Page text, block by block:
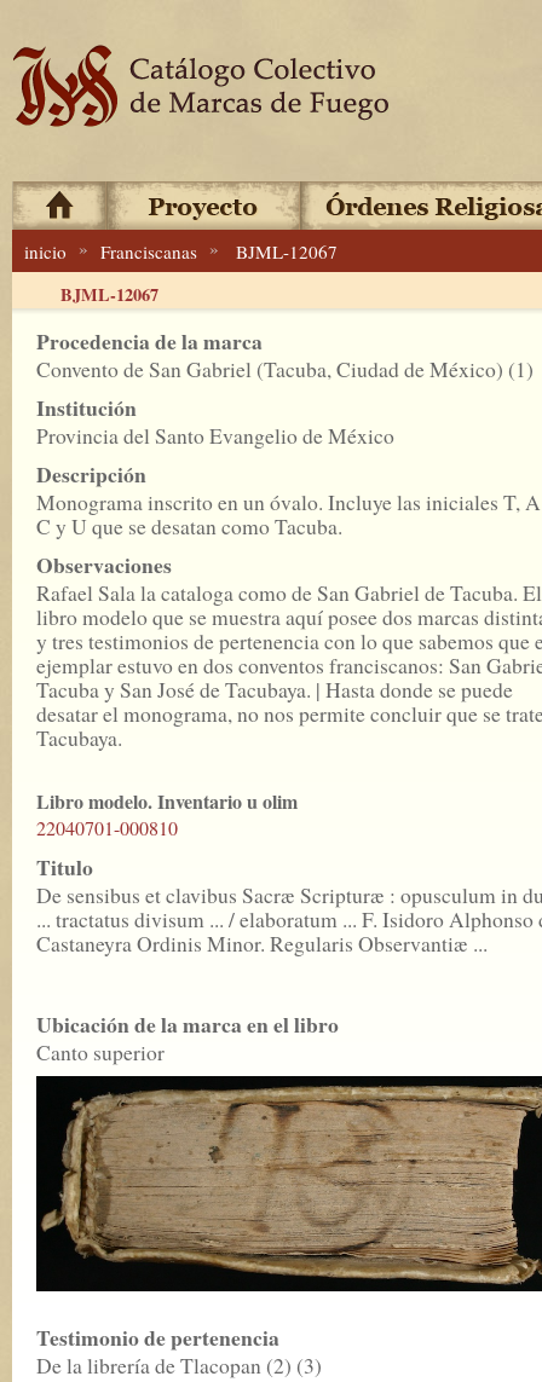
inicio » Franciscanas » BJML-12067
BJML-12067
Procedencia de la marca
Convento de San Gabriel (Tacuba, Ciudad de México) (1)
Institución
Provincia del Santo Evangelio de México
Descripción
Monograma inscrito en un óvalo. Incluye las iniciales T,
C y U que se desatan como Tacuba.
Observaciones
Rafael Sala la cataloga como de San Gabriel de Tacuba. El
libro modelo que se muestra aquí posee dos marcas
y tres testimonios de pertenencia con lo que sabemos que
ejemplar estuvo en dos conventos franciscanos: San
Tacuba y San José de Tacubaya. | Hasta donde se puede
desatar el monograma, no nos permite concluir que se
Tacubaya.
Libro modelo. Inventario u olim
22040701-000810
Titulo
De sensibus et clavibus Sacræ Scripturæ : opusculum in
... tractatus divisum ... / elaboratum ... F. Isidoro Alphonso
Castaneyra Ordinis Minor. Regularis Observantiæ ...
Ubicación de la marca en el libro
Canto superior
Testimonio de pertenencia
De la librería de Tlacopan (2) (3)